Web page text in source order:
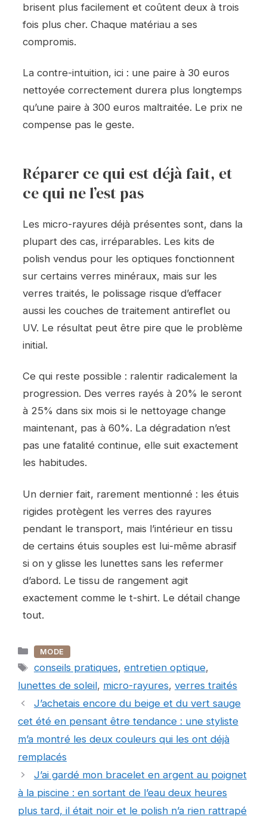
brisent plus facilement et coûtent deux à trois
fois plus cher. Chaque matériau a ses
compromis.
La contre-intuition, ici : une paire à 30 euros
nettoyée correctement durera plus longtemps
qu’une paire à 300 euros maltraitée. Le prix ne
compense pas le geste.
Réparer ce qui est déjà fait, et
ce qui ne l’est pas
Les micro-rayures déjà présentes sont, dans la
plupart des cas, irréparables. Les kits de
polish vendus pour les optiques fonctionnent
sur certains verres minéraux, mais sur les
verres traités, le polissage risque d’effacer
aussi les couches de traitement antireflet ou
UV. Le résultat peut être pire que le problème
initial.
Ce qui reste possible : ralentir radicalement la
progression. Des verres rayés à 20% le seront
à 25% dans six mois si le nettoyage change
maintenant, pas à 60%. La dégradation n’est
pas une fatalité continue, elle suit exactement
les habitudes.
Un dernier fait, rarement mentionné : les étuis
rigides protègent les verres des rayures
pendant le transport, mais l’intérieur en tissu
de certains étuis souples est lui-même abrasif
si on y glisse les lunettes sans les refermer
d’abord. Le tissu de rangement agit
exactement comme le t-shirt. Le détail change
tout.
Catégories
MODE
Étiquettes
conseils pratiques, entretien optique,
lunettes de soleil, micro-rayures, verres traités
J’achetais encore du beige et du vert sauge
cet été en pensant être tendance : une styliste
m’a montré les deux couleurs qui les ont déjà
remplacés
J’ai gardé mon bracelet en argent au poignet
à la piscine : en sortant de l’eau deux heures
plus tard, il était noir et le polish n’a rien rattrapé